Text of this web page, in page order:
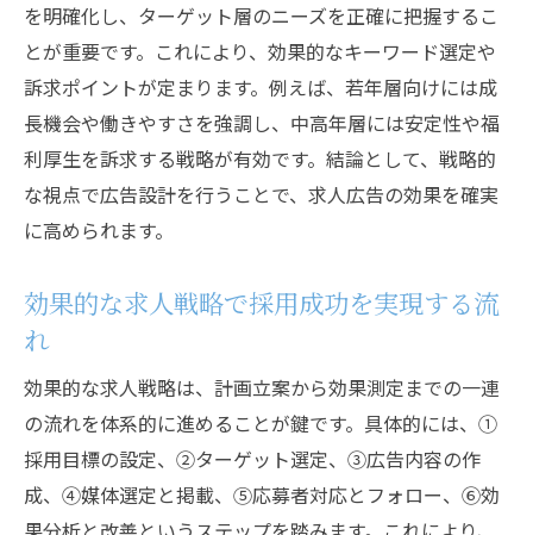
を明確化し、ターゲット層のニーズを正確に把握するこ
とが重要です。これにより、効果的なキーワード選定や
訴求ポイントが定まります。例えば、若年層向けには成
長機会や働きやすさを強調し、中高年層には安定性や福
利厚生を訴求する戦略が有効です。結論として、戦略的
な視点で広告設計を行うことで、求人広告の効果を確実
に高められます。
効果的な求人戦略で採用成功を実現する流
れ
効果的な求人戦略は、計画立案から効果測定までの一連
の流れを体系的に進めることが鍵です。具体的には、①
採用目標の設定、②ターゲット選定、③広告内容の作
成、④媒体選定と掲載、⑤応募者対応とフォロー、⑥効